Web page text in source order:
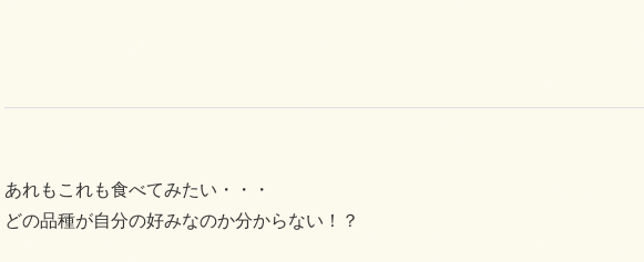
あれもこれも食べてみたい・・・
どの品種が自分の好みなのか分からない！？